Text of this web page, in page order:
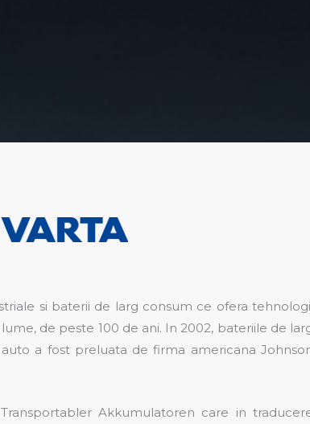
si baterii de larg consum ce ofera
de peste 100 de ani. In 2002, bateriile de
a fost preluata de firma americana
Akkumulatoren care in